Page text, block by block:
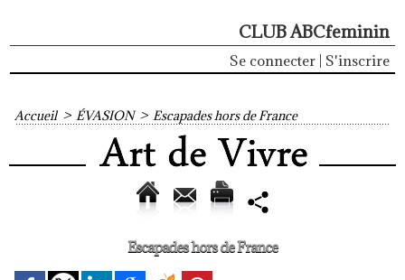
CLUB ABCfeminin
Se connecter S'inscrire
Accueil > ÉVASION > Escapades hors de France
Escapades hors de France